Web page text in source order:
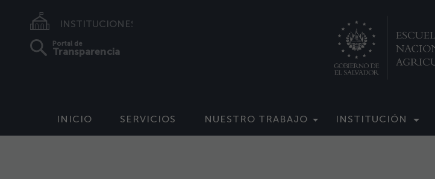
INSTITUCIONES
Portal de
Transparencia
INICIO SERVICIOS NUESTRO TRABAJO INSTITUCIÓN